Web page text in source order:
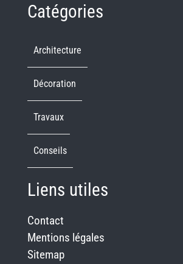
Catégories
Architecture
Décoration
Travaux
Conseils
Liens utiles
Contact
Mentions légales
Sitemap